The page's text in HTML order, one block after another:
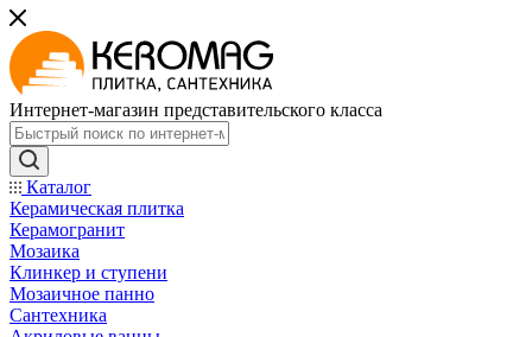
Интернет-магазин представительского класса
Каталог
Керамическая плитка
Керамогранит
Мозаика
Клинкер и ступени
Мозаичное панно
Сантехника